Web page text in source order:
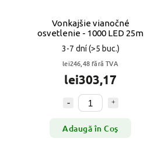
Vonkajšie vianočné
osvetlenie - 1000 LED 25m
3-7 dní(>5 buc.)
lei246,48 fără TVA
lei303,17
Adaugă în Coş